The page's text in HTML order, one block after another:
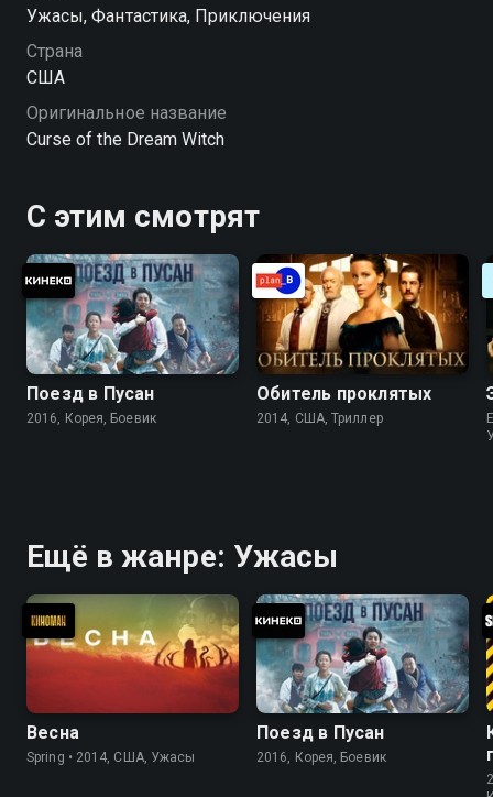
Ужасы, Фантастика, Приключения
Страна
США
Оригинальное название
Curse of the Dream Witch
С этим смотрят
Поезд в Пусан
2016, Корея, Боевик
Обитель проклятых
2014, США, Триллер
Ещё в жанре: Ужасы
Весна
Spring • 2014, США, Ужасы
Поезд в Пусан
2016, Корея, Боевик